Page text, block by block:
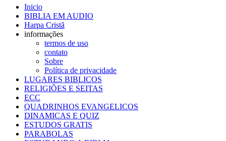
Inicio
BIBLIA EM AUDIO
Harpa Cristã
informações
termos de uso
contato
Sobre
Política de privacidade
LUGARES BIBLICOS
RELIGIÕES E SEITAS
ECC
QUADRINHOS EVANGELICOS
DINAMICAS E QUIZ
ESTUDOS GRATIS
PARABOLAS